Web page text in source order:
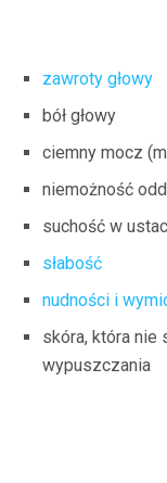
zawroty głowy
bół głowy
ciemny mocz
niemożność
suchość w
słabość
nudności i
skóra, która nie
wypuszczania